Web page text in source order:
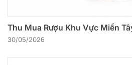
Thu Mua Rượu Khu Vực Miền
30/05/2026